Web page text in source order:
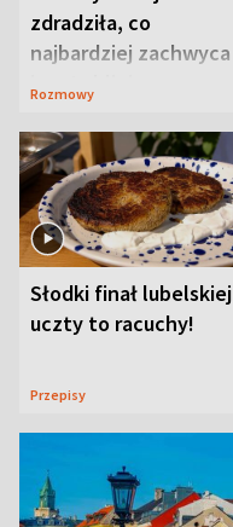
zdradziła, co
najbardziej zachwyca
ją w Lublinie
Rozmowy
Słodki finał lubelskiej
uczty to racuchy!
Przepisy